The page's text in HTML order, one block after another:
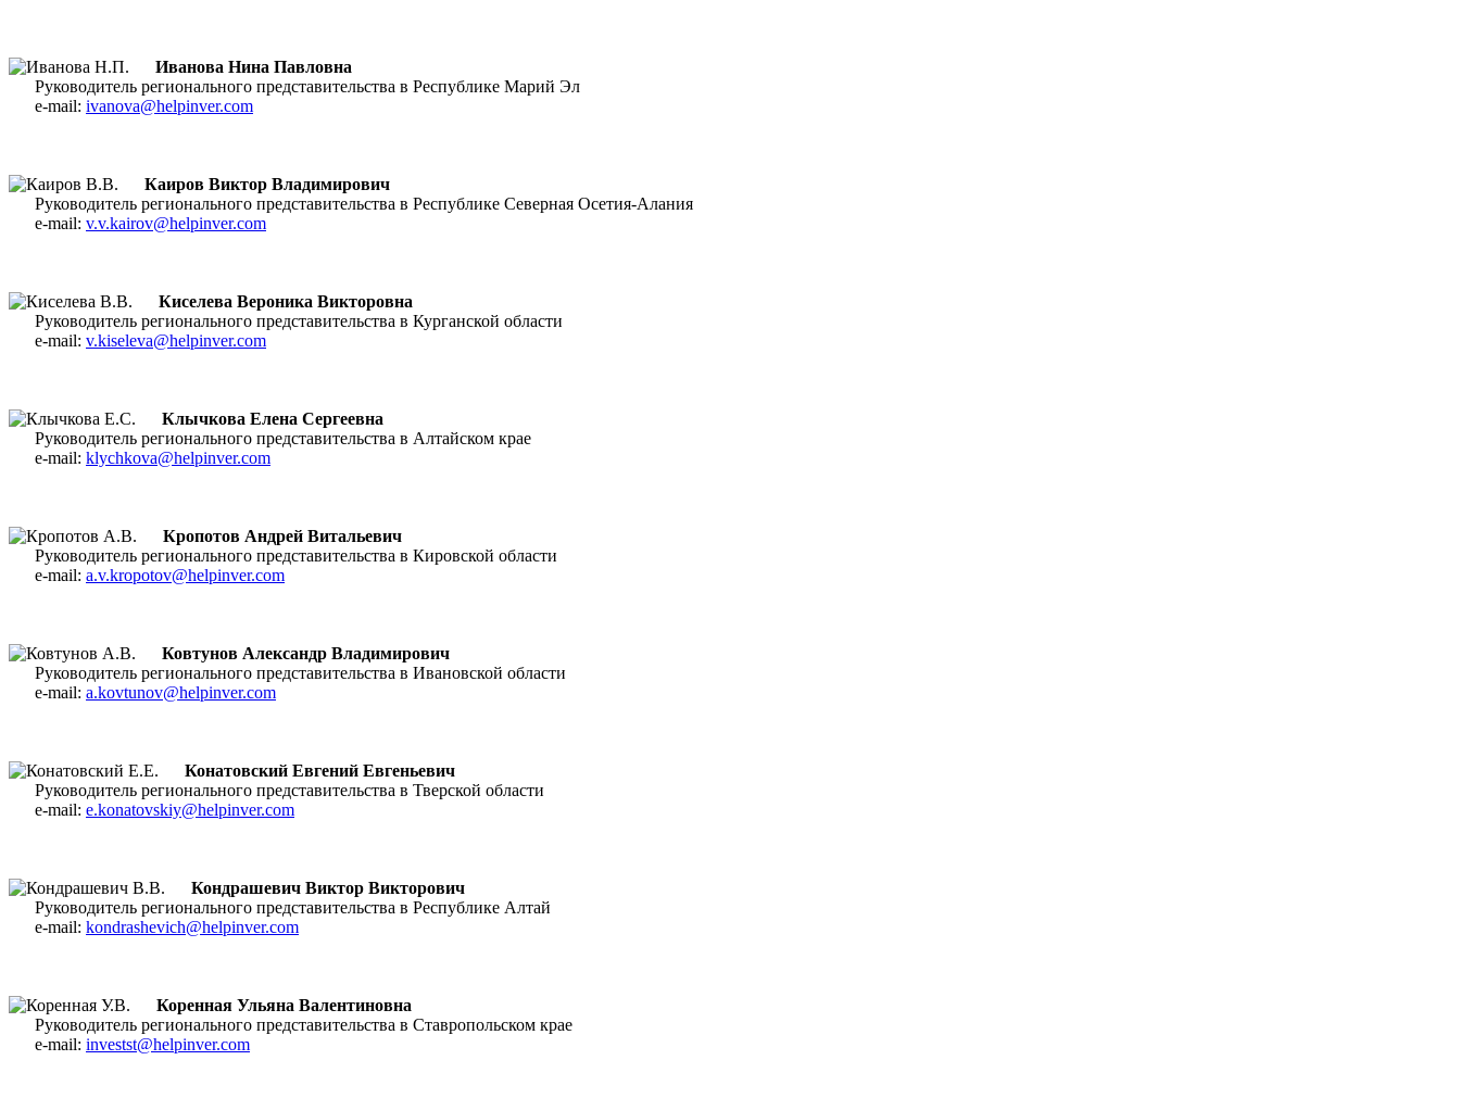
Иванова Нина Павловна
Руководитель регионального представительства в Республике Марий Эл
e-mail: ivanova@helpinver.com
Каиров Виктор Владимирович
Руководитель регионального представительства в Республике Северная Осетия-Алания
e-mail: v.v.kairov@helpinver.com
Киселева Вероника Викторовна
Руководитель регионального представительства в Курганской области
e-mail: v.kiseleva@helpinver.com
Клычкова Елена Сергеевна
Руководитель регионального представительства в Алтайском крае
e-mail: klychkova@helpinver.com
Кропотов Андрей Витальевич
Руководитель регионального представительства в Кировской области
e-mail: a.v.kropotov@helpinver.com
Ковтунов Александр Владимирович
Руководитель регионального представительства в Ивановской области
e-mail: a.kovtunov@helpinver.com
Конатовский Евгений Евгеньевич
Руководитель регионального представительства в Тверской области
e-mail: e.konatovskiy@helpinver.com
Кондрашевич Виктор Викторович
Руководитель регионального представительства в Республике Алтай
e-mail: kondrashevich@helpinver.com
Коренная Ульяна Валентиновна
Руководитель регионального представительства в Ставропольском крае
e-mail: investst@helpinver.com